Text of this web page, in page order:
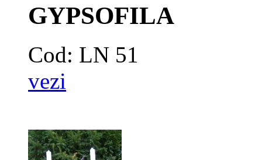
GYPSOFILA
Cod: LN 51
vezi